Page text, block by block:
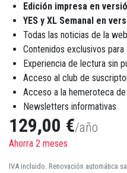
Edición impresa en
YES y XL Semanal en
Todas las noticias de la
Contenidos exclusivos
Experiencia de lectura sin
Acceso al club de
Acceso a la hemeroteca
Newsletters informativas
129,00 €/año
Ahorra 2 meses
IVA incluido. Renovación automática